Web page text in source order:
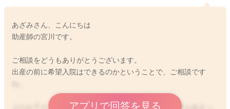
あざみさん、こんにちは
助産師の宮川です。
ご相談をどうもありがとうございます。
出産の前に希望入院はできるのかということで、ご相談です
上のお子さんたちが生まれる時の経過から今回のお産も始まっ
アプリで回答を見る